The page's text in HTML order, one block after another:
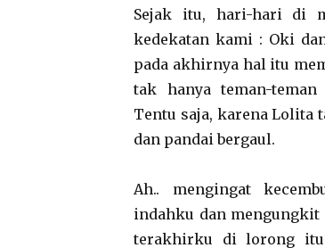
Sejak itu, hari-hari di
kedekatan kami : Oki
pada akhirnya hal itu
tak hanya teman-
Tentu saja, karena Lolita
dan pandai bergaul.
Ah.. mengingat
indahku dan
terakhirku di lorong